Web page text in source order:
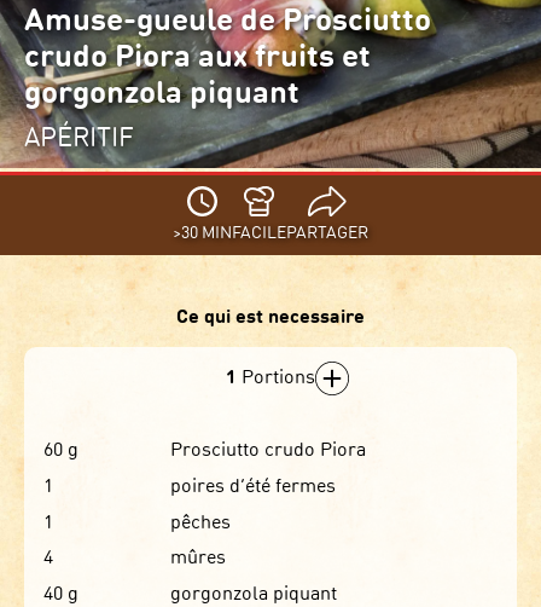
Amuse-gueule de Prosciutto
crudo Piora aux fruits et
gorgonzola piquant
APÉRITIF
>30 MIN FACILEPARTAGER
Ce qui est necessaire
1 Portions
60 g
Prosciutto crudo Piora
1
poires d’été fermes
1
pêches
4
mûres
40 g gorgonzola piquant